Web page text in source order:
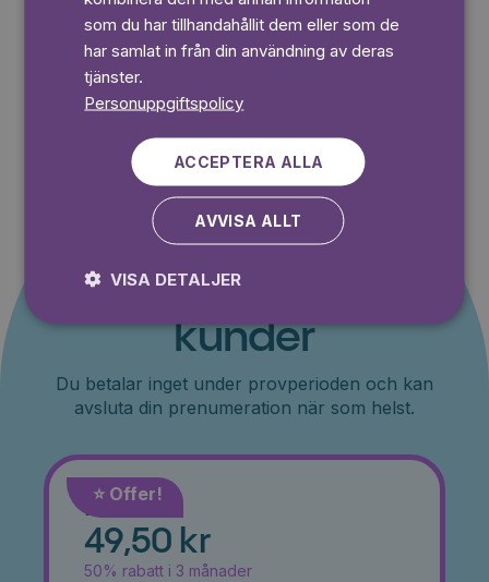
Erbjudande till nya
kunder
Du betalar inget under provperioden och kan
avsluta din prenumeration när som helst.
⭐️ Offer!
Månad
49,50 kr
50% rabatt i 3 månader
som du har tillhandahållit dem eller som de
har samlat in från din användning av deras
tjänster.
Personuppgiftspolicy
ACCEPTERA ALLA
AVVISA ALLT
VISA DETALJER